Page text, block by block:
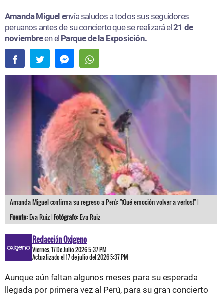
Amanda Miguel envía saludos a todos sus seguidores
peruanos antes de su concierto que se realizará el21 de
noviembreen el Parque de la Exposición.
Amanda Miguel confirma su regreso a Perú: "¡Qué emoción volver a verlos!" |
Fuente:Eva Ruiz |Fotógrafo:Eva Ruiz
Redacción Oxigeno
Viernes, 17 De Julio 2026 5:37 PM
Actualizado el 17 de julio del 2026 5:37 PM
Aunque aún faltan algunos meses para su esperada
llegada por primera vez al Perú, para su gran concierto